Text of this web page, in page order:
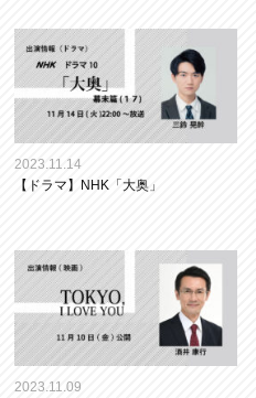
2023.11.14
【ドラマ】NHK「大奥」
2023.11.09